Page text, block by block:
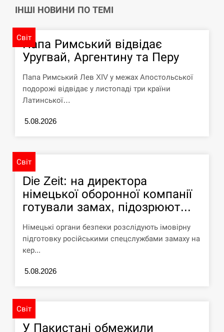
В Москве пожаловались на “кратный
СЕРПЕНЬ
13:40
Лейпцига виявили дрон, ймовірно, з…
СЕРПЕНЬ
СЕРПЕНЬ
13:10
Тайвань проводить найбільші військові
навчання на тлі загрози вторгнення з…
12:53
США обсуждают лицензии на Patriot для
Украины, несмотря на сомнения…
12:40
Латвія готова направити до 20
Ормузької протоки
ІНШІ НОВИНИ ПО ТЕМІ
Світ
Папа Римський відвідає
Уругвай, Аргентину та Перу
Папа Римський Лев XIV у межах Апостольської
подорожі відвідає у листопаді три країни
Латинської…
5.08.2026
Світ
Die Zeit: на директора
німецької оборонної компанії
готували замах, підозрюют...
Німецькі органи безпеки розслідують імовірну
підготовку російськими спецслужбами замаху на
кер...
5.08.2026
Світ
У Пакистані обмежили